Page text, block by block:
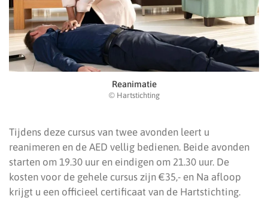
Reanimatie
© Hartstichting
Tijdens deze cursus van twee avonden leert u
reanimeren en de AED vellig bedienen. Beide avonden
starten om 19.30 uur en eindigen om 21.30 uur. De
kosten voor de gehele cursus zijn €35,- en Na afloop
krijgt u een officieel certificaat van de Hartstichting.